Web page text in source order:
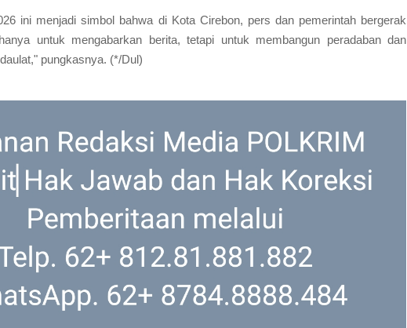
ini menjadi simbol bahwa di Kota Cirebon, pers dan pemerintah bergerak
untuk mengabarkan berita, tetapi untuk membangun peradaban dan
pungkasnya. (*/Dul)